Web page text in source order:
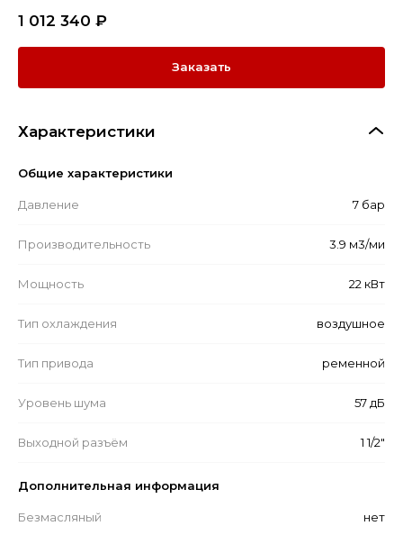
1 012 340 ₽
Заказать
Характеристики
Общие характеристики
Давление 7 бар
Производительность 3.9 м3/ми
Мощность 22 кВт
Тип охлаждения воздушное
Тип привода ременной
Уровень шума 57 дБ
Выходной разъём 1 1/2"
Дополнительная информация
Безмасляный нет